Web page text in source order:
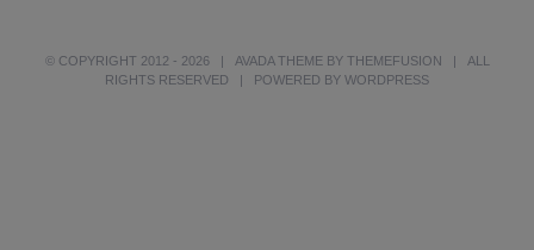
© COPYRIGHT 2012 - 2026 | AVADA THEME BY THEMEFUSION | ALL
RIGHTS RESERVED | POWERED BY WORDPRESS